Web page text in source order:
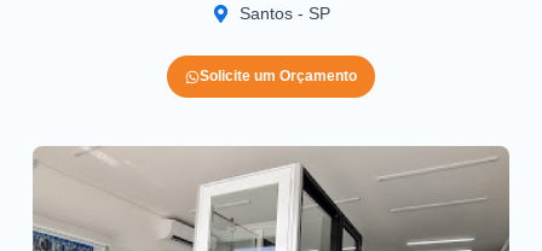
Santos - SP
Solicite um Orçamento